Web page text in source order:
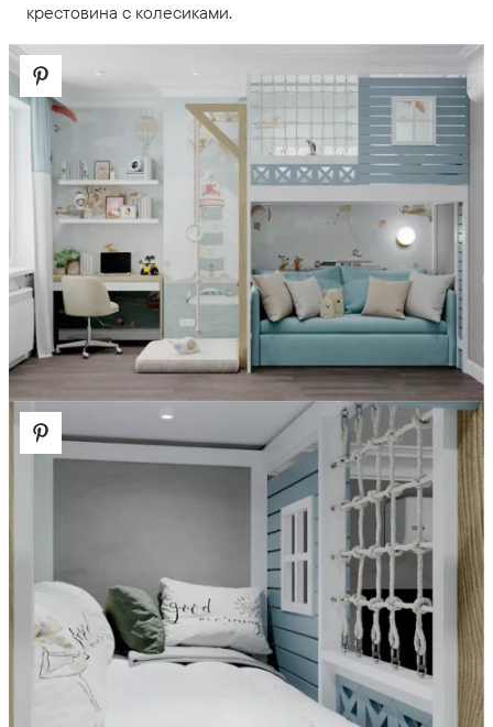
крестовина с колесиками.